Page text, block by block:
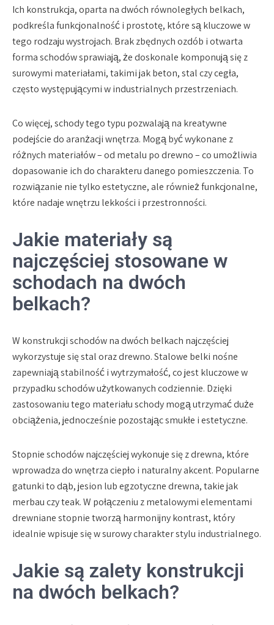
Ich konstrukcja, oparta na dwóch równoległych belkach,
podkreśla funkcjonalność i prostotę, które są kluczowe w
tego rodzaju wystrojach. Brak zbędnych ozdób i otwarta
forma schodów sprawiają, że doskonale komponują się z
surowymi materiałami, takimi jak beton, stal czy cegła,
często występującymi w industrialnych przestrzeniach.
Co więcej, schody tego typu pozwalają na kreatywne
podejście do aranżacji wnętrza. Mogą być wykonane z
różnych materiałów – od metalu po drewno – co umożliwia
dopasowanie ich do charakteru danego pomieszczenia. To
rozwiązanie nie tylko estetyczne, ale również funkcjonalne,
które nadaje wnętrzu lekkości i przestronności.
Jakie materiały są
najczęściej stosowane w
schodach na dwóch
belkach?
W konstrukcji schodów na dwóch belkach najczęściej
wykorzystuje się stal oraz drewno. Stalowe belki nośne
zapewniają stabilność i wytrzymałość, co jest kluczowe w
przypadku schodów użytkowanych codziennie. Dzięki
zastosowaniu tego materiału schody mogą utrzymać duże
obciążenia, jednocześnie pozostając smukłe i estetyczne.
Stopnie schodów najczęściej wykonuje się z drewna, które
wprowadza do wnętrza ciepło i naturalny akcent. Popularne
gatunki to dąb, jesion lub egzotyczne drewna, takie jak
merbau czy teak. W połączeniu z metalowymi elementami
drewniane stopnie tworzą harmonijny kontrast, który
idealnie wpisuje się w surowy charakter stylu industrialnego.
Jakie są zalety konstrukcji
na dwóch belkach?